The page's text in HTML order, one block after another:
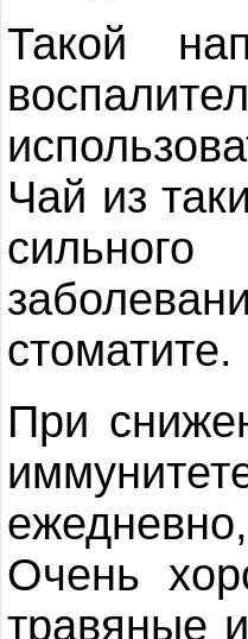
Такой
Чай из
стоматите.
При
Очень
травяные